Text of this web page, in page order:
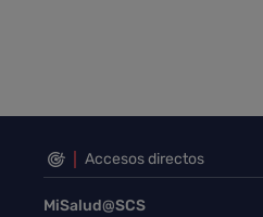
Accesos directos
MiSalud@SCS